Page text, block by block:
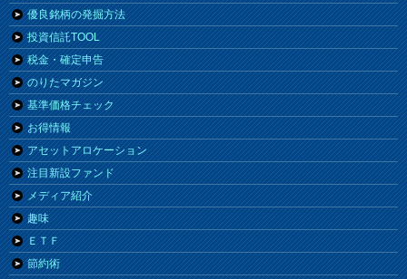
優良銘柄の発掘方法
投資信託TOOL
税金・確定申告
のりたマガジン
基準価格チェック
お得情報
アセットアロケーション
注目新設ファンド
メディア紹介
趣味
ＥＴＦ
節約術